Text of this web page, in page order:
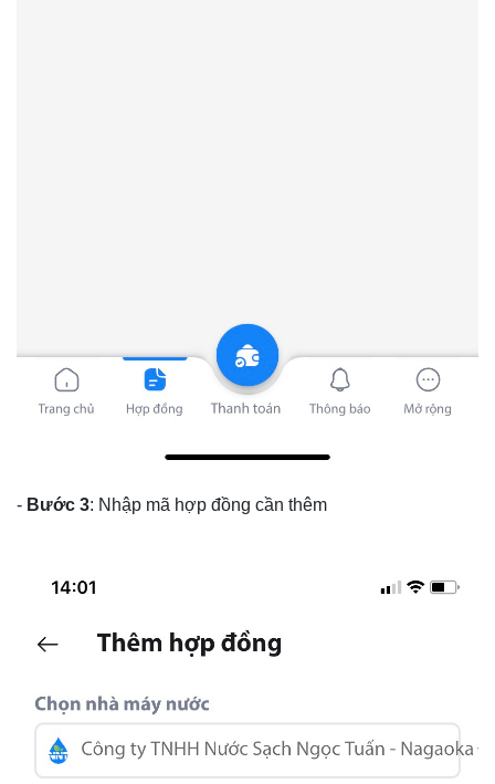
- Bước 3: Nhập mã hợp đồng cần thêm